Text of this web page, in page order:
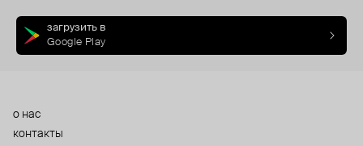
загрузить в
Google Play
о нас
контакты